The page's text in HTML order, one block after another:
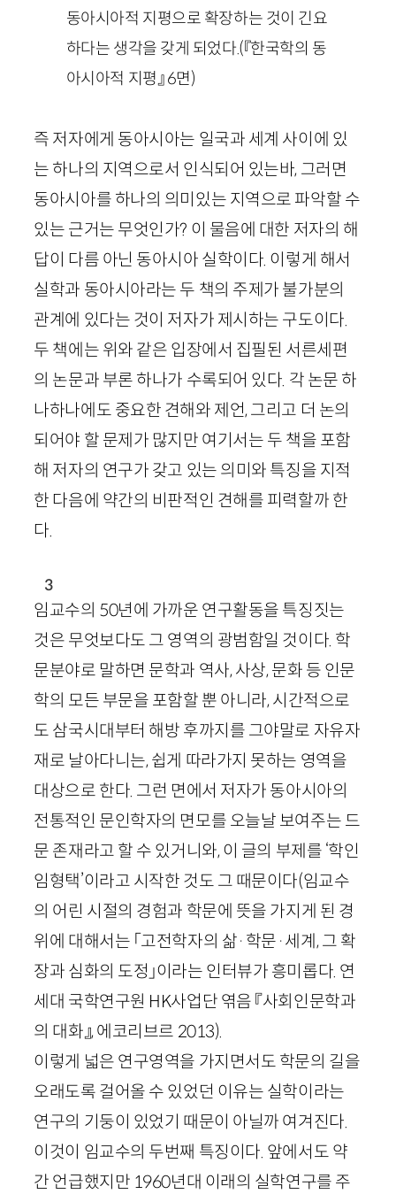
동아시아적 지평으로 확장하는 것이 긴요
하다는 생각을 갖게 되었다.(『한국학의 동
아시아적 지평』6면)
즉 저자에게 동아시아는 일국과 세계 사이에 있
는 하나의 지역으로서 인식되어 있는바, 그러면
동아시아를 하나의 의미있는 지역으로 파악할 수
있는 근거는 무엇인가? 이 물음에 대한 저자의 해
답이 다름 아닌 동아시아 실학이다. 이렇게 해서
실학과 동아시아라는 두 책의 주제가 불가분의
관계에 있다는 것이 저자가 제시하는 구도이다.
두 책에는 위와 같은 입장에서 집필된 서른세편
의 논문과 부론 하나가 수록되어 있다. 각 논문 하
나하나에도 중요한 견해와 제언, 그리고 더 논의
되어야 할 문제가 많지만 여기서는 두 책을 포함
해 저자의 연구가 갖고 있는 의미와 특징을 지적
한 다음에 약간의 비판적인 견해를 피력할까 한
다.
3
임교수의 50년에 가까운 연구활동을 특징짓는
것은 무엇보다도 그 영역의 광범함일 것이다. 학
문분야로 말하면 문학과 역사, 사상, 문화 등 인문
학의 모든 부문을 포함할 뿐 아니라, 시간적으로
도 삼국시대부터 해방 후까지를 그야말로 자유자
재로 날아다니는, 쉽게 따라가지 못하는 영역을
대상으로 한다. 그런 면에서 저자가 동아시아의
전통적인 문인학자의 면모를 오늘날 보여주는 드
문 존재라고 할 수 있거니와, 이 글의 부제를 ‘학인
임형택’이라고 시작한 것도 그 때문이다(임교수
의 어린 시절의 경험과 학문에 뜻을 가지게 된 경
위에 대해서는 「고전학자의 삶· 학문 ·세계, 그 확
장과 심화의 도정」이라는 인터뷰가 흥미롭다. 연
세대 국학연구원 HK사업단 엮음 『사회인문학과
의 대화』, 에코리브르 2013).
이렇게 넓은 연구영역을 가지면서도 학문의 길을
오래도록 걸어올 수 있었던 이유는 실학이라는
연구의 기둥이 있었기 때문이 아닐까 여겨진다.
이것이 임교수의 두번째 특징이다. 앞에서도 약
간 언급했지만 1960년대 이래의 실학연구를 주